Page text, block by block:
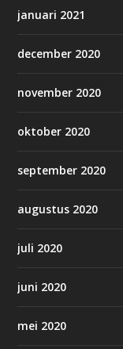
januari 2021
december 2020
november 2020
oktober 2020
september 2020
augustus 2020
juli 2020
juni 2020
mei 2020